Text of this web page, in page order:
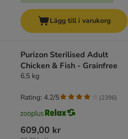
Lägg till i varukorg
Purizon Sterilised Adult
Chicken & Fish - Grainfree
6,5 kg
609,00 kr
Rating: 4.2/5 (2396)